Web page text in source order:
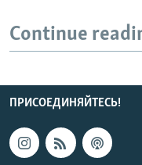
Continue
ПРИСОЕДИНЯЙТЕСЬ!